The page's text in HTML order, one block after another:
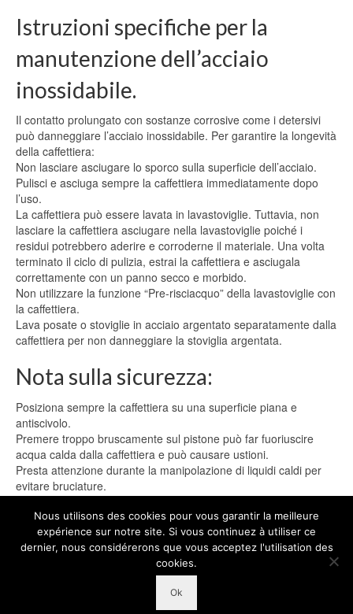
Istruzioni specifiche per la
manutenzione dell’acciaio
inossidabile.
Il contatto prolungato con sostanze corrosive come i detersivi
può danneggiare l’acciaio inossidabile. Per garantire la longevità
della caffettiera:
Non lasciare asciugare lo sporco sulla superficie dell’acciaio.
Pulisci e asciuga sempre la caffettiera immediatamente dopo
l’uso.
La caffettiera può essere lavata in lavastoviglie. Tuttavia, non
lasciare la caffettiera asciugare nella lavastoviglie poiché i
residui potrebbero aderire e corroderne il materiale. Una volta
terminato il ciclo di pulizia, estrai la caffettiera e asciugala
correttamente con un panno secco e morbido.
Non utilizzare la funzione “Pre-risciacquo” della lavastoviglie con
la caffettiera.
Lava posate o stoviglie in acciaio argentato separatamente dalla
caffettiera per non danneggiare la stoviglia argentata.
Nota sulla sicurezza:
Posiziona sempre la caffettiera su una superficie piana e
antiscivolo.
Premere troppo bruscamente sul pistone può far fuoriuscire
acqua calda dalla caffettiera e può causare ustioni.
Presta attenzione durante la manipolazione di liquidi caldi per
evitare bruciature.
© 2026 VeoHome IT - WordPress Theme byKadence WP
Nous utilisons des cookies pour vous garantir la meilleure
expérience sur notre site. Si vous continuez à utiliser ce
dernier, nous considérerons que vous acceptez l'utilisation des
cookies.
Ok